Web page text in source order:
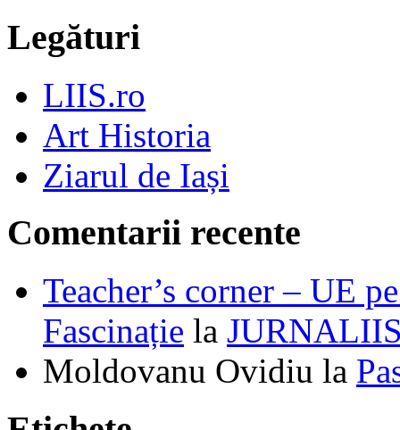
Legături
LIIS.ro
Art Historia
Ziarul de Iași
Comentarii recente
Teacher’s corner – UE
Fascinație la
Moldovanu Ovidiu la